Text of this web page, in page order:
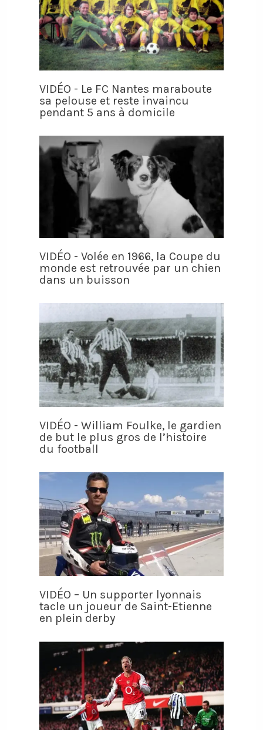
VIDÉO - Le FC Nantes maraboute
sa pelouse et reste invaincu
pendant 5 ans à domicile
VIDÉO - Volée en 1966, la Coupe du
monde est retrouvée par un chien
dans un buisson
VIDÉO - William Foulke, le gardien
de but le plus gros de l’histoire
du football
VIDÉO – Un supporter lyonnais
tacle un joueur de Saint-Etienne
en plein derby